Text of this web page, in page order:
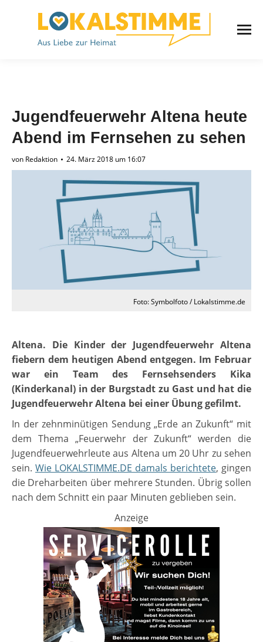
Jugendfeuerwehr Altena heute
Abend im Fernsehen zu sehen
von Redaktion 24. März 2018 um 16:07
Foto: Symbolfoto / Lokalstimme.de
Altena. Die Kinder der Jugendfeuerwehr Altena
fiebern dem heutigen Abend entgegen. Im Februar
war ein Team des Fernsehsenders Kika
(Kinderkanal) in der Burgstadt zu Gast und hat die
Jugendfeuerwehr Altena bei einer Übung gefilmt.
In der zehnminütigen Sendung „Erde an Zukunft“ mit
dem Thema „Feuerwehr der Zukunft“ werden die
Jugendfeuerwehrleute aus Altena um 20 Uhr zu sehen
sein. Wie LOKALSTIMME.DE damals berichtete, gingen
die Dreharbeiten über mehrere Stunden. Übrig sollen
nach dem Schnitt ein paar Minuten geblieben sein.
Anzeige